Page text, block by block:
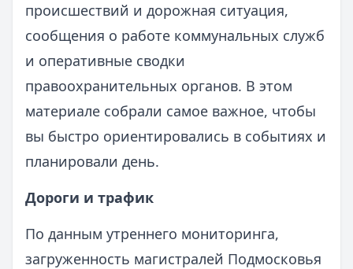
происшествий и дорожная ситуация,
сообщения о работе коммунальных служб
и оперативные сводки
правоохранительных органов. В этом
материале собрали самое важное, чтобы
вы быстро ориентировались в событиях и
планировали день.
Дороги и трафик
По данным утреннего мониторинга,
загруженность магистралей Подмосковья